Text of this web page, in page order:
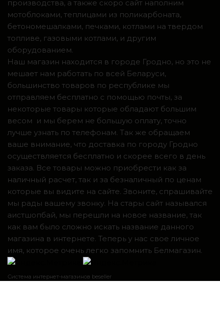
производства, а также скоро сайт наполним
мотоблоками, теплицами из поликарбоната,
бетономешалками, печками, котлами на твердом
топливе, газовыми котлами, и другим
оборудованием.
Наш магазин находится в городе Гродно, но это не
мешает нам работать по всей Беларуси,
большинство товаров по республике мы
отправляем бесплатно с помощью почты, за
некоторые товары которые обладают большим
весом и мы берем не большую оплату, точно
лучше узнать по телефонам. Так же обращаем
ваше внимание, что доставка по городу Гродно
осуществляется бесплатно и скорее всего в день
заказа. Все товары можно приобрести как за
наличный расчет, так и за безналичный по ценам
которые вы видите на сайте. Звоните, спрашивайте
мы рады вашему звонку. На стары сайт назывался
аистшопбай, мы перешли на новое название, так
как вам было сложно искать название данного
магазина в интернете. Теперь у нас свое личное
имя, которое очень легко запомнить Белмагазин.
Система интернет-магазинов beseller